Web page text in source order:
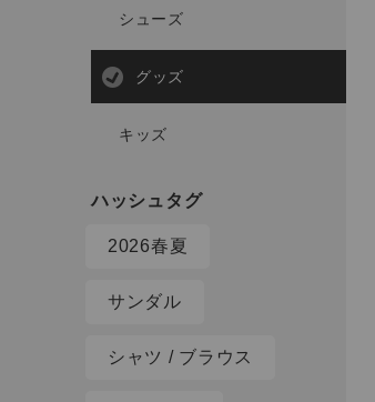
シューズ
グッズ
キッズ
2026春夏
サンダル
シャツ / ブラウス